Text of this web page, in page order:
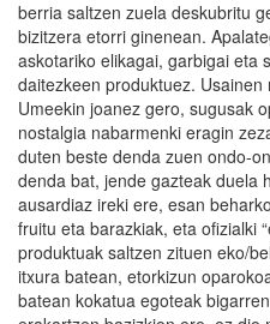
berria saltzen zuela deskubritu
bizitzera etorri ginenean.
askotariko elikagai, garbigai eta
daitezkeen produktuez.
Umeekin joanez gero, sugusak
nostalgia nabarmenki eragin
duten beste denda zuen ondo-
denda bat, jende gazteak duela
ausardiaz ireki ere, esan
fruitu eta barazkiak, eta ofizialki
produktuak saltzen zituen eko/
itxura batean, etorkizun
batean kokatua egoteak